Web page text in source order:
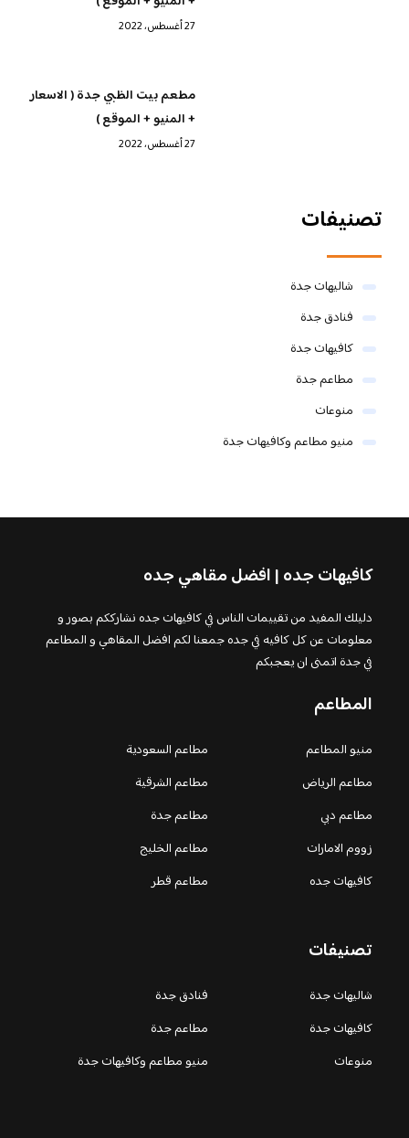
27 أغسطس، 2022
مطعم بيت الظبي جدة ( الاسعار
+ المنيو + الموقع )
27 أغسطس، 2022
تصنيفات
شاليهات جدة
فنادق جدة
كافيهات جدة
مطاعم جدة
منوعات
منيو مطاعم وكافيهات جدة
كافيهات جده | افضل مقاهي جده
دليلك المفيد من تقييمات الناس في كافيهات جده نشارككم بصور و
معلومات عن كل كافيه في جده جمعنا لكم افضل المقاهي و المطاعم
في جدة اتمنى ان يعجبكم
المطاعم
منيو المطاعم
مطاعم السعودية
مطاعم الرياض
مطاعم الشرقية
مطاعم دبي
مطاعم جدة
زووم الامارات
مطاعم الخليج
كافيهات جده
مطاعم قطر
تصنيفات
شاليهات جدة
فنادق جدة
كافيهات جدة
مطاعم جدة
منوعات
منيو مطاعم وكافيهات جدة